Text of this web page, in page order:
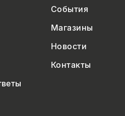
События
Магазины
Новости
Контакты